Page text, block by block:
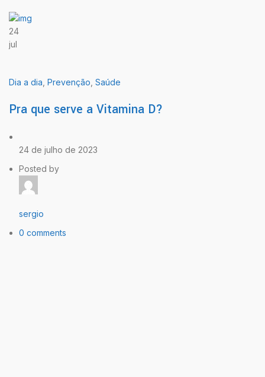
24
jul
Dia a dia Prevenção Saúde
Pra que serve a Vitamina D?
24 de julho de 2023
Posted by
sergio
0 comments